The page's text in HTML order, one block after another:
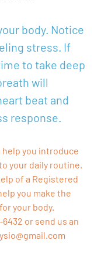
body. Notice
stress. If
to take deep
will
beat and
response.
help you introduce
your daily routine.
of a Registered
you make the
your body.
6432 or send us an